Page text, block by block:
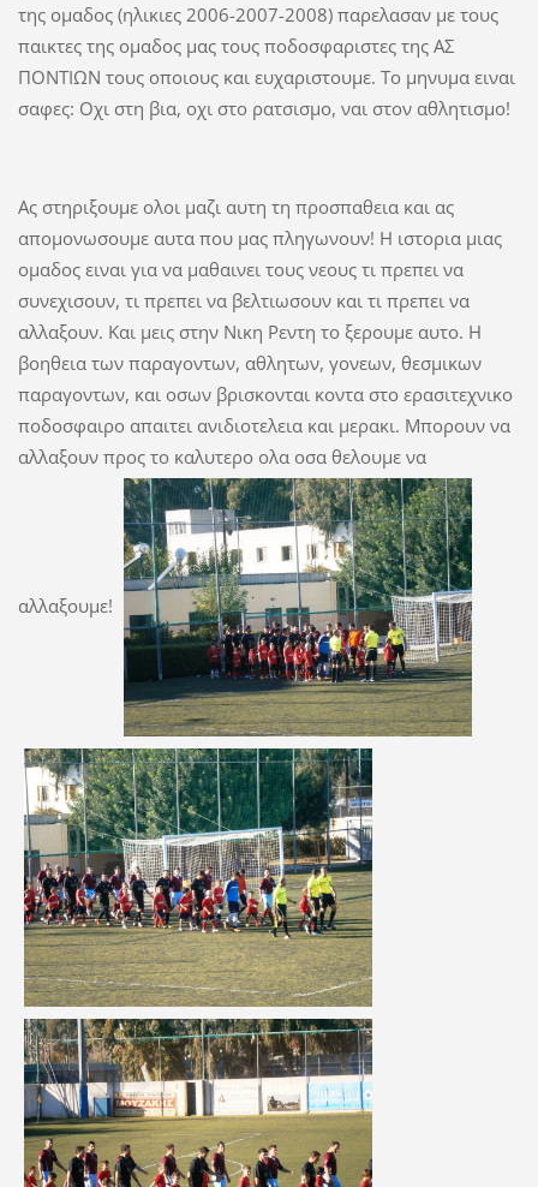
της ομαδος (ηλικιες 2006-2007-2008) παρελασαν με τους
παικτες της ομαδος μας τους ποδοσφαριστες της ΑΣ
ΠΟΝΤΙΩΝ τους οποιους και ευχαριστουμε. Το μηνυμα ειναι
σαφες: Οχι στη βια, οχι στο ρατσισμο, ναι στον αθλητισμο!
Ας στηριξουμε ολοι μαζι αυτη τη προσπαθεια και ας
απομονωσουμε αυτα που μας πληγωνουν! Η ιστορια μιας
ομαδος ειναι για να μαθαινει τους νεους τι πρεπει να
συνεχισουν, τι πρεπει να βελτιωσουν και τι πρεπει να
αλλαξουν. Και μεις στην Νικη Ρεντη το ξερουμε αυτο. Η
βοηθεια των παραγοντων, αθλητων, γονεων, θεσμικων
παραγοντων, και οσων βρισκονται κοντα στο ερασιτεχνικο
ποδοσφαιρο απαιτει ανιδιοτελεια και μερακι. Μπορουν να
αλλαξουν προς το καλυτερο ολα οσα θελουμε να
αλλαξουμε!